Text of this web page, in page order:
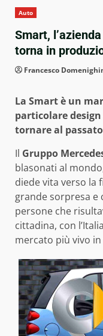
Auto
Smart,
torna in
Francesco
La Smart è un
particolare design
tornare al
Il Gruppo
blasonati al
diede vita verso la
grande sorpresa e
persone che
cittadina, con
mercato più vivo